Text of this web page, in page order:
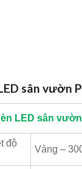
sân vườn
LED sân vườn
độ
Vàng –